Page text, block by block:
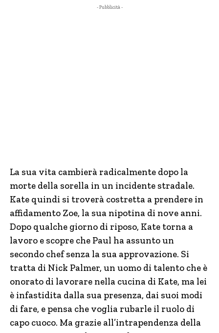
- Pubblicità -
La sua vita cambierà radicalmente dopo la
morte della sorella in un incidente stradale.
Kate quindi si troverà costretta a prendere in
affidamento Zoe, la sua nipotina di nove anni.
Dopo qualche giorno di riposo, Kate torna a
lavoro e scopre che Paul ha assunto un
secondo chef senza la sua approvazione. Si
tratta di Nick Palmer, un uomo di talento che è
onorato di lavorare nella cucina di Kate, ma lei
è infastidita dalla sua presenza, dai suoi modi
di fare, e pensa che voglia rubarle il ruolo di
capo cuoco. Ma grazie all’intrapendenza della